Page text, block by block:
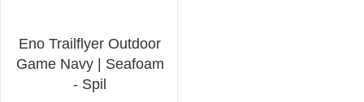
Eno Trailflyer Outdoor
Game Navy | Seafoam
- Spil